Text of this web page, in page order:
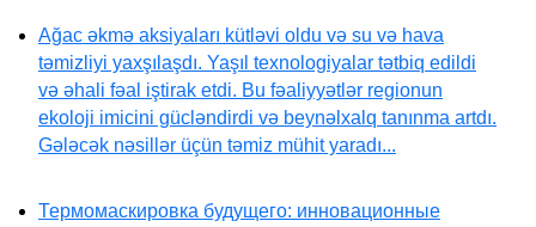
Ağac əkmə aksiyaları kütləvi oldu və su və hava
təmizliyi yaxşılaşdı. Yaşıl texnologiyalar tətbiq edildi
və əhali fəal iştirak etdi. Bu fəaliyyətlər regionun
ekoloji imicini gücləndirdi və beynəlxalq tanınma artdı.
Gələcək nəsillər üçün təmiz mühit yaradı...
Термомаскировка будущего: инновационные